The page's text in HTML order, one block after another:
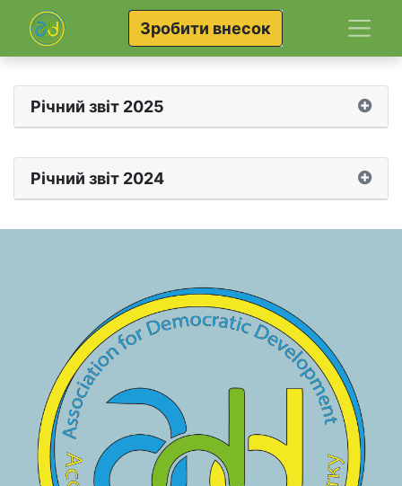
Зробити внесок
Річний звіт 2025
Річний звіт 2024